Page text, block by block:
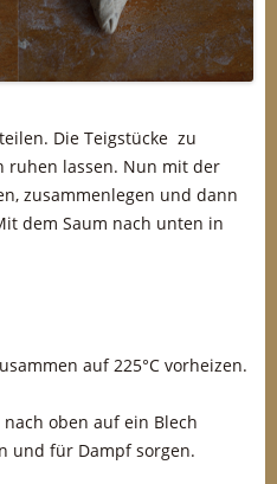
Die Teigstücke zu
ruhen lassen. Nun mit der
zusammenlegen und dann
dem Saum nach unten in
auf 225°C vorheizen.
oben auf ein Blech
und für Dampf sorgen.